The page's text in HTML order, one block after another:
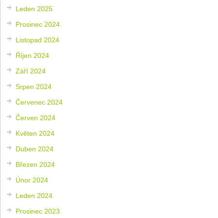
Leden 2025
Prosinec 2024
Listopad 2024
Říjen 2024
Září 2024
Srpen 2024
Červenec 2024
Červen 2024
Květen 2024
Duben 2024
Březen 2024
Únor 2024
Leden 2024
Prosinec 2023